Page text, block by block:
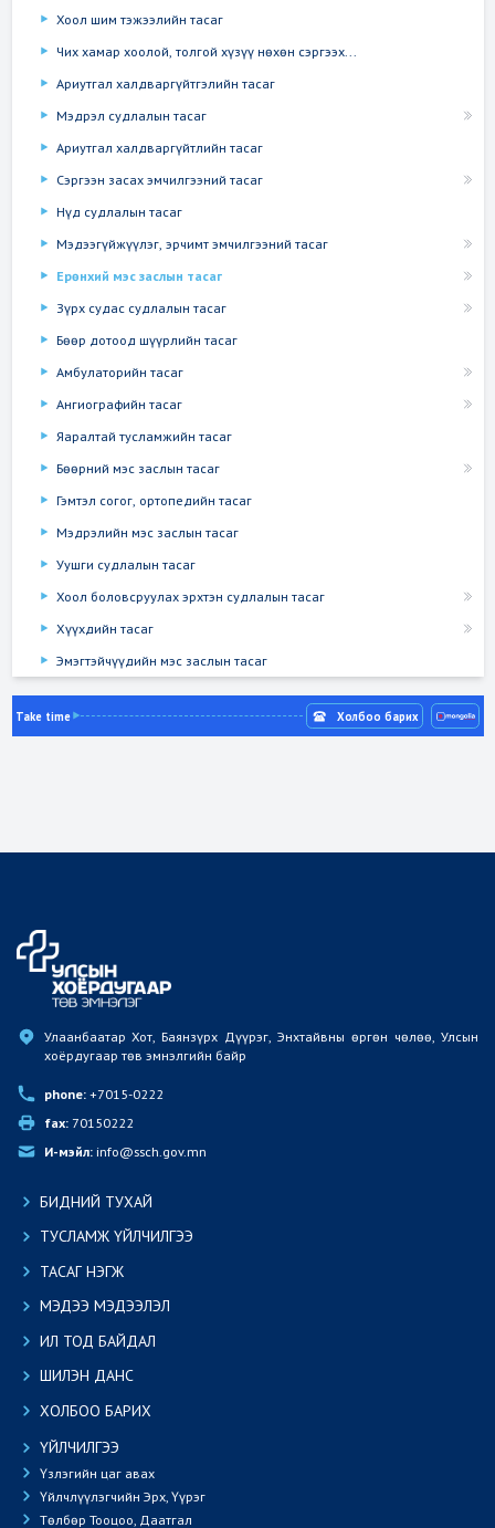
Хоол шим тэжээлийн тасаг
Чих хамар хоолой, толгой хүзүү нөхөн сэргээх...
Ариутгал халдваргүйтгэлийн тасаг
Мэдрэл судлалын тасаг
Ариутгал халдваргүйтлийн тасаг
Сэргээн засах эмчилгээний тасаг
Нүд судлалын тасаг
Мэдээгүйжүүлэг, эрчимт эмчилгээний тасаг
Ерөнхий мэс заслын тасаг
Зүрх судас судлалын тасаг
Бөөр дотоод шүүрлийн тасаг
Амбулаторийн тасаг
Ангиографийн тасаг
Яаралтай тусламжийн тасаг
Бөөрний мэс заслын тасаг
Гэмтэл согог, ортопедийн тасаг
Мэдрэлийн мэс заслын тасаг
Уушги судлалын тасаг
Хоол боловсруулах эрхтэн судлалын тасаг
Хүүхдийн тасаг
Эмэгтэйчүүдийн мэс заслын тасаг
Take time Холбоо барих
Улаанбаатар Хот, Баянзүрх Дүүрэг, Энхтайвны өргөн чөлөө, Улсын
хоёрдугаар төв эмнэлгийн байр
phone: +7015-0222
fax: 70150222
И-мэйл: info@ssch.gov.mn
БИДНИЙ ТУХАЙ
ТУСЛАМЖ ҮЙЛЧИЛГЭЭ
ТАСАГ НЭГЖ
МЭДЭЭ МЭДЭЭЛЭЛ
ИЛ ТОД БАЙДАЛ
ШИЛЭН ДАНС
ХОЛБОО БАРИХ
ҮЙЛЧИЛГЭЭ
Үзлэгийн цаг авах
Үйлчлүүлэгчийн Эрх, Үүрэг
Төлбөр Тооцоо, Даатгал